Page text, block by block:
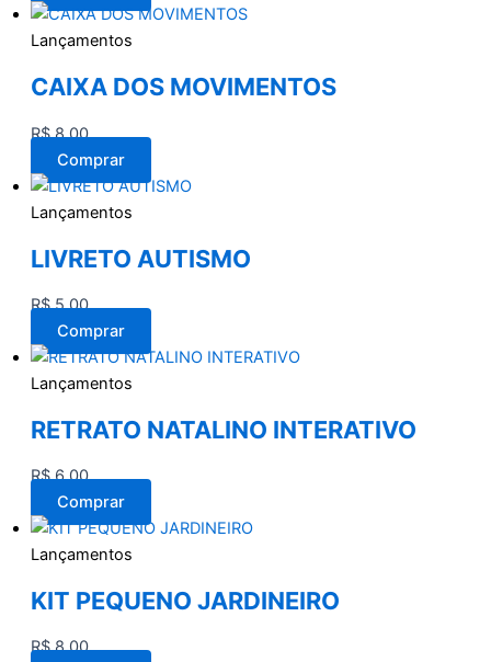
Lançamentos
CAIXA DOS MOVIMENTOS
R$8,00
Comprar
Lançamentos
LIVRETO AUTISMO
R$5,00
Comprar
Lançamentos
RETRATO NATALINO INTERATIVO
R$6,00
Comprar
Lançamentos
KIT PEQUENO JARDINEIRO
R$8,00